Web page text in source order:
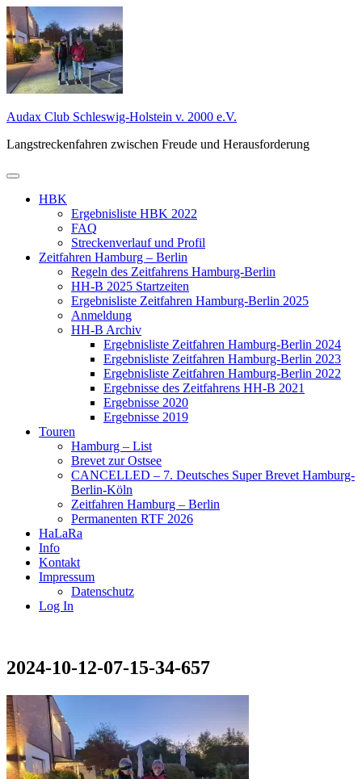
Zum
Inhalt
springen
Audax Club Schleswig-Holstein v. 2000 e.V.
Langstreckenfahren zwischen Freude und Herausforderung
Primäres
HBK
Ergebnisliste HBK 2022
FAQ
Streckenverlauf und Profil
Zeitfahren Hamburg – Berlin
Regeln des Zeitfahrens Hamburg-Berlin
HH-B 2025 Startzeiten
Ergebnisliste Zeitfahren Hamburg-Berlin 2025
Anmeldung
HH-B Archiv
Ergebnisliste Zeitfahren Hamburg-Berlin 2024
Ergebnisliste Zeitfahren Hamburg-Berlin 2023
Ergebnisliste Zeitfahren Hamburg-Berlin 2022
Ergebnisse des Zeitfahrens HH-B 2021
Ergebnisse 2020
Ergebnisse 2019
Touren
Hamburg – List
Brevet zur Ostsee
CANCELLED – 7. Deutsches Super Brevet Hamburg-
Berlin-Köln
Zeitfahren Hamburg – Berlin
Permanenten RTF 2026
HaLaRa
Info
Kontakt
Impressum
Datenschutz
Log In
2024-10-12-07-15-34-657